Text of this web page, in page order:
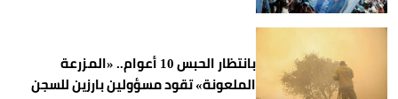
بانتظار الحبس 10 أعوام.. «المزرعة
الملعونة» تقود مسؤولين بارزين للسجن